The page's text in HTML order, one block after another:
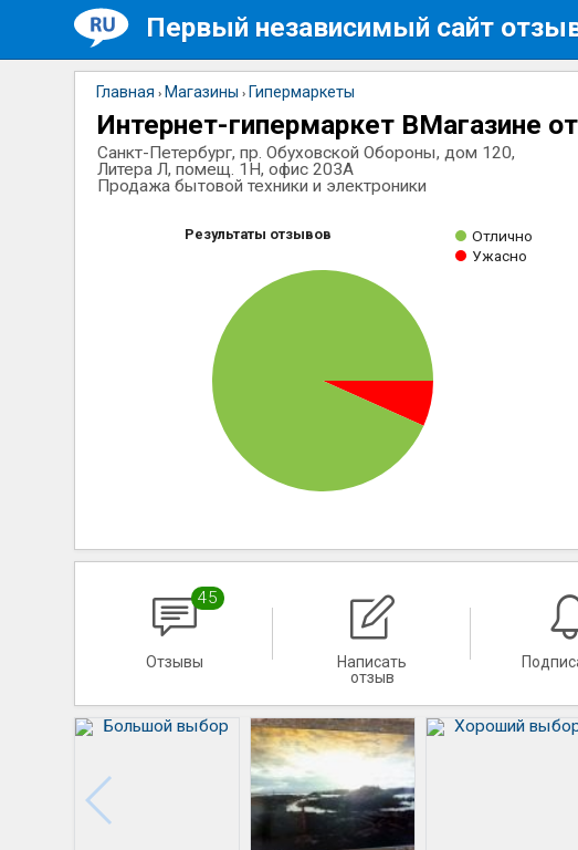
Первый независимый сайт
Главная › Магазины › Гипермаркеты
Интернет-гипермаркет ВМагазине
Санкт-Петербург, пр. Обуховской Обороны, дом 120,
Литера Л, помещ. 1Н, офис 203А
Продажа бытовой техники и электроники
Результаты отзывов
Отлично
Ужасно
45
Отзывы
Написать
отзыв